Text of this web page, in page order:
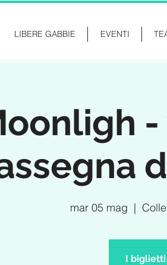
LIBERE GABBIE EVENTI
mar 05 mag
  |
I